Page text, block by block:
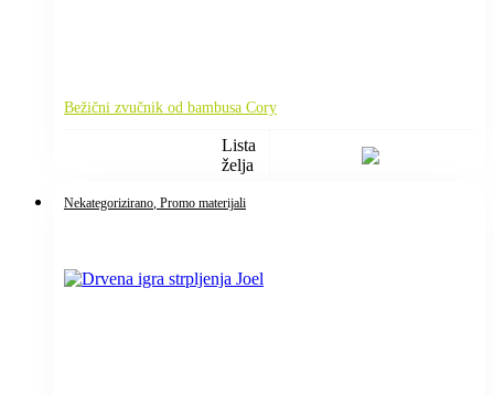
Bežični zvučnik od bambusa Cory
Lista
želja
Nekategorizirano , Promo materijali